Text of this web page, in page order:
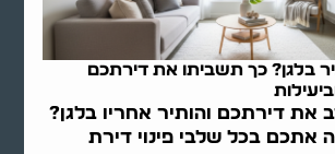
בלגן? כך תשביתו את דירתכם
את דירתכם והותיר אחריו בלגן?
אתכם בכל שלבי פינוי דירת